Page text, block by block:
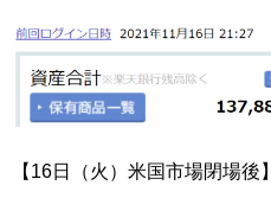
【16日（火）米国市場閉場後】